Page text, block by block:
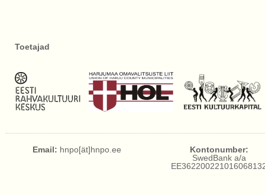
Toetajad
Email: hnpo[ät]hnpo.ee
Kontonumber:
SwedBank a/a